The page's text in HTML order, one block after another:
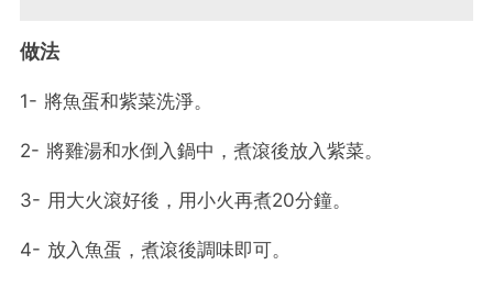
做法
1- 將魚蛋和紫菜洗淨。
2- 將雞湯和水倒入鍋中，煮滾後放入紫菜。
3- 用大火滾好後，用小火再煮20分鐘。
4- 放入魚蛋，煮滾後調味即可。